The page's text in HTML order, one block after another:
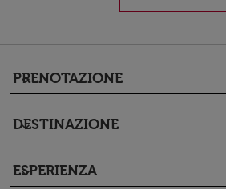
PRENOTAZIONE
keyboard_arrow_down
DESTINAZIONE
keyboard_arrow_down
ESPERIENZA
keyboard_arrow_down